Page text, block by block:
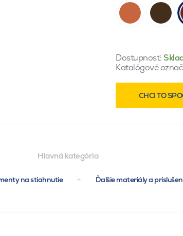
Dostupnosť:
Katalógové
CHCI TO
Hlavná kategória
na stiahnutie Ďalšie materiály a